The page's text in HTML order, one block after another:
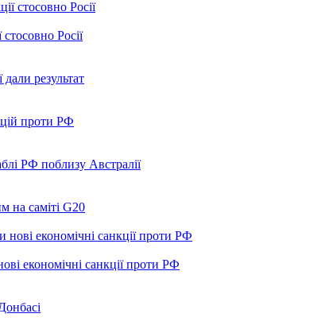
Росії
результат
проти РФ
РФ поблизу Австралії
на саміті G20
економічні санкції проти РФ